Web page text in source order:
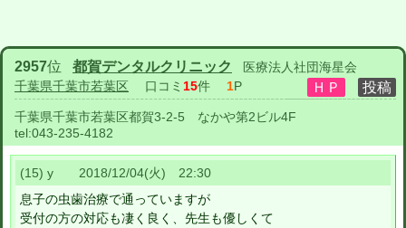
2957位 都賀デンタルクリニック
医療法人社団海星会
千葉県千葉市若葉区 口コミ 15件 1P
千葉県千葉市若葉区都賀3-2-5 なかや第2ビル4F
tel:043-235-4182
(15) y 2018/12/04(火) 22:30
息子の虫歯治療で通っていますが
受付の方の対応も凄く良く、先生も優しくて